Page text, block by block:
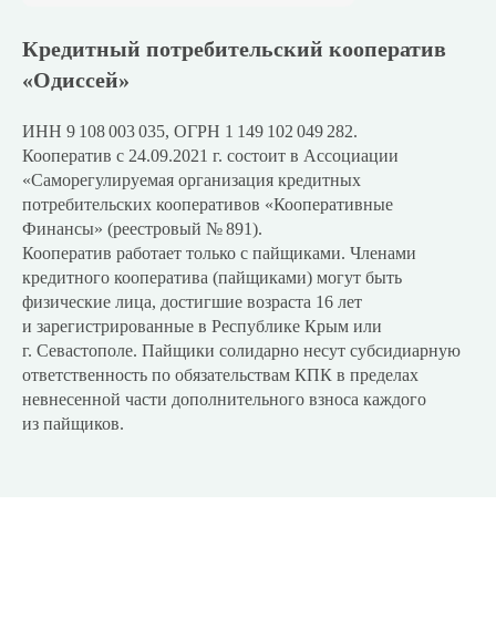
Кредитный потребительский кооператив
«Одиссей»
ИНН 9 108 003 035, ОГРН 1 149 102 049 282.
Кооператив с 24.09.2021 г. состоит в Ассоциации
«Саморегулируемая организация кредитных
потребительских кооперативов «Кооперативные
Финансы» (реестровый № 891).
Кооператив работает только с пайщиками. Членами
кредитного кооператива (пайщиками) могут быть
физические лица, достигшие возраста 16 лет
и зарегистрированные в Республике Крым или
г. Севастополе. Пайщики солидарно несут субсидиарную
ответственность по обязательствам КПК в пределах
невнесенной части дополнительного взноса каждого
из пайщиков.